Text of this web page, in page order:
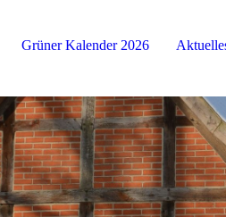
Grüner Kalender 2026